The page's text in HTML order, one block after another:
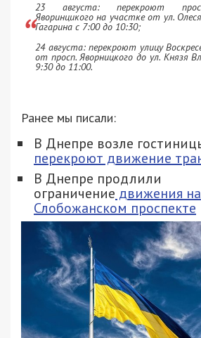
23 августа: перекроют
Яворинцикого на участке от ул.
Гагарина с 7:00 до 10:30;
24 августа: перекроют улицу
от просп. Яворницкого до ул. Князя
9:30 до 11:00.
Ранее мы писали:
В Днепре возле
перекроют движение
В Днепре продлили
ограничение движения на
Слобожанском проспекте